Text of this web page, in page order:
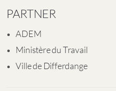
PARTNER
ADEM
Ministère du Travail
Ville de Differdange